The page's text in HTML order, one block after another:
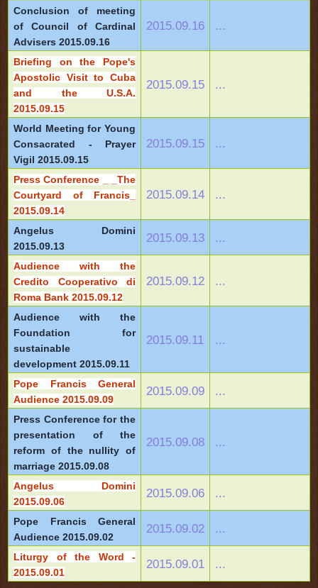
Conclusion of meeting
of Council of Cardinal
Advisers 2015.09.16
2015.09.16 ...
Briefing on the Pope's
Apostolic Visit to Cuba
and the U.S.A.
2015.09.15
2015.09.15 ...
World Meeting for Young
Consacrated - Prayer
Vigil 2015.09.15
2015.09.15 ...
Press Conference _ _The
Courtyard of Francis_
2015.09.14
2015.09.14 ...
Angelus Domini
2015.09.13
2015.09.13 ...
Audience with the
Credito Cooperativo di
Roma Bank 2015.09.12
2015.09.12 ...
Audience with the
Foundation for
sustainable
development 2015.09.11
2015.09.11 ...
Pope Francis General
Audience 2015.09.09
2015.09.09 ...
Press Conference for the
presentation of the
reform of the nullity of
marriage 2015.09.08
2015.09.08 ...
Angelus Domini
2015.09.06
2015.09.06 ...
Pope Francis General
Audience 2015.09.02
2015.09.02 ...
Liturgy of the Word -
2015.09.01
2015.09.01 ...